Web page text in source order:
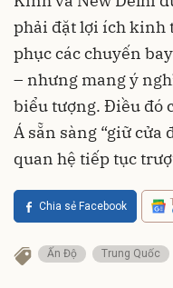
phải đặt lợi ích kinh
phục các chuyến
– nhưng mang ý
biểu tượng. Điều đó
Á sẵn sàng “giữ cửa
quan hệ tiếp tục
Chia sẻ Facebook
Ấn Độ Trung Quốc